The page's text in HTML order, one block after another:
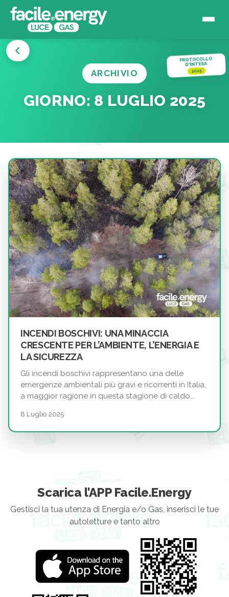
PROTOCOLLO
D'INTESA
2025
ARCHIVIO
GIORNO: 8 LUGLIO 2025
INCENDI BOSCHIVI: UNA MINACCIA
CRESCENTE PER L’AMBIENTE, L’ENERGIA E
LA SICUREZZA
Gli incendi boschivi rappresentano una delle
emergenze ambientali più gravi e ricorrenti in Italia,
a maggior ragione in questa stagione di caldo…
8 Luglio 2025
Scarica l'APP Facile.Energy
Gestisci la tua utenza di Energia e/o Gas, inserisci le tue
autoletture e tanto altro